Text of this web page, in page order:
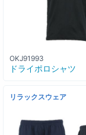
OKJ91993
ドライポロシャツ
リラックスウェア